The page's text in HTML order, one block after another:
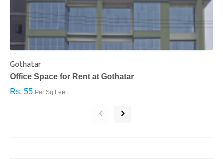
Gothatar
Office Space for Rent at Gothatar
Rs. 55 Per Sq.Feet
‹ ›